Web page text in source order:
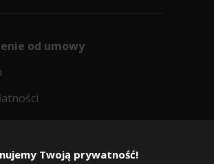
Twoją prywatność!
od umowy
warto kupić w 24opony.pl